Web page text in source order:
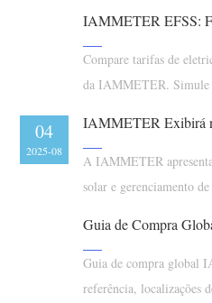
Aplicações
Monitor de energia
Monitor de consumo
Sistema de controle
Automação
Loja
Recursos
Início rápido do
Documento
Comunidade
Compare tarifas de
da IAMMETER.
barato usando dados
08
2025-08
A IAMMETER
solar e gerenciamento
04
2025-08
Guia de compra global
referência, localizações